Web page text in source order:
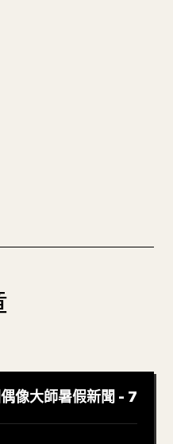
像大師暑假新聞 - 7